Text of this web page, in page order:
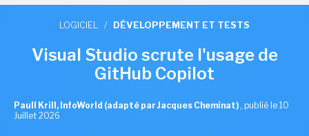
LOGICIEL / DÉVELOPPEMENT ET TESTS
Visual Studio scrute l'usage de
GitHub Copilot
Paull Krill, InfoWorld (adapté par Jacques Cheminat) , publié le 10
Juillet 2026